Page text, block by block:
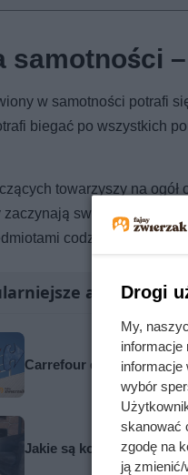
samotności
w samotności potrafi
biegać po wszystkich
towarzyszy na
zaczynają swoje zabawy w
codziennego
artykuły
Carrefour daje drugi litr
Jakie są koszty
Drogi
My,
informacje
informacje
wybór
skanować
zgodę na
ją